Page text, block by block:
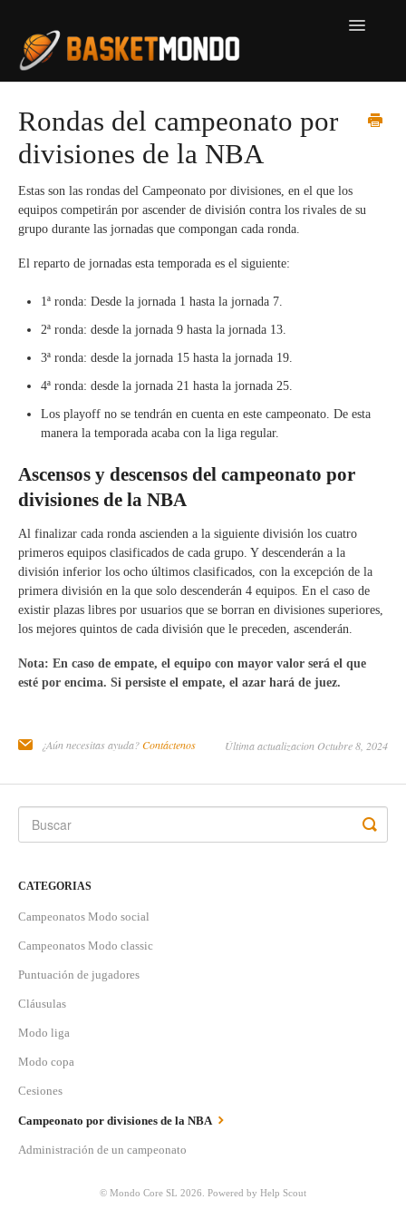
Toggle
Dudas por tema
Contacto
Rondas del campeonato por
divisiones de la NBA
Estas son las rondas del Campeonato por divisiones, en el que los
equipos competirán por ascender de división contra los rivales de su
grupo durante las jornadas que compongan cada ronda.
El reparto de jornadas esta temporada es el siguiente:
1ª ronda: Desde la jornada 1 hasta la jornada 7.
2ª ronda: desde la jornada 9 hasta la jornada 13.
3ª ronda: desde la jornada 15 hasta la jornada 19.
4ª ronda: desde la jornada 21 hasta la jornada 25.
Los playoff no se tendrán en cuenta en este campeonato. De esta
manera la temporada acaba con la liga regular.
Ascensos y descensos del campeonato por
divisiones de la NBA
Al finalizar cada ronda ascienden a la siguiente división los cuatro
primeros equipos clasificados de cada grupo. Y descenderán a la
división inferior los ocho últimos clasificados, con la excepción de la
primera división en la que solo descenderán 4 equipos. En el caso de
existir plazas libres por usuarios que se borran en divisiones superiores,
los mejores quintos de cada división que le preceden, ascenderán.
Nota: En caso de empate, el equipo con mayor valor será el que
esté por encima. Si persiste el empate, el azar hará de juez.
¿Aún necesitas ayuda?Contáctenos Última actualizacion Octubre 8, 2024
CATEGORIAS
Campeonatos Modo social
Campeonatos Modo classic
Puntuación de jugadores
Cláusulas
Modo liga
Modo copa
Cesiones
Campeonato por divisiones de la NBA
Administración de un campeonato
© Mondo Core SL 2026. Powered by Help Scout